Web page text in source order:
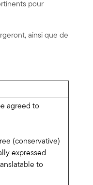
pour
ainsi que de
agreed to
(conservative)
expressed
to